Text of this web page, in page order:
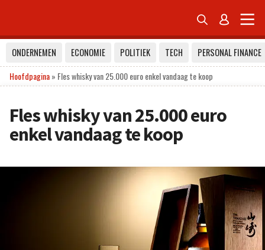
 
ONDERNEMEN ECONOMIE POLITIEK TECH
PERSONAL FINANCE
Hoofdpagina» Fles whisky van 25.000 euro enkel vandaag te koop
Fles whisky van 25.000 euro
enkel vandaag te koop